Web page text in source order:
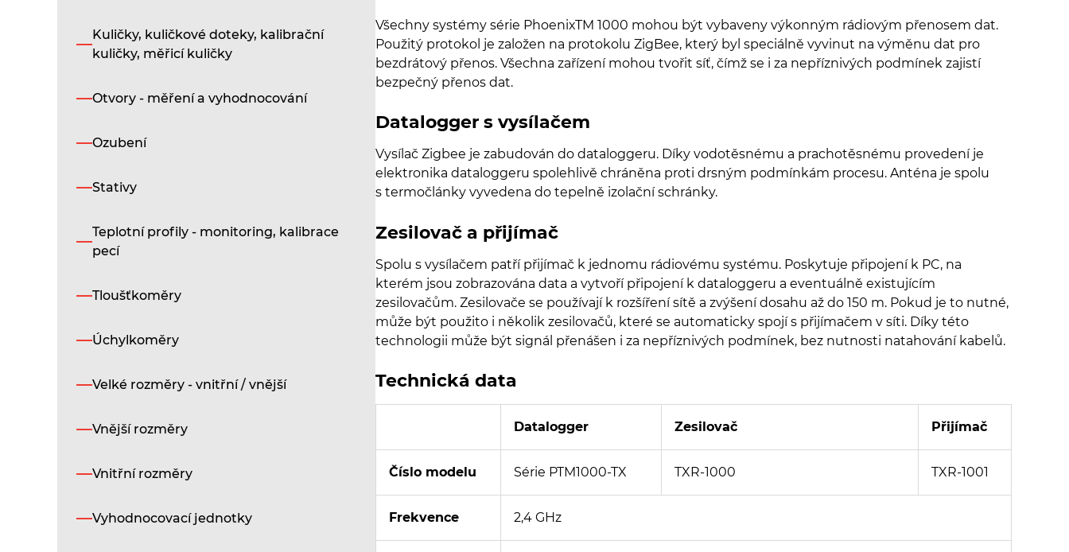
Kuličky, kuličkové doteky, kalibrační
kuličky, měřicí kuličky
Otvory - měření a vyhodnocování
Ozubení
Stativy
Teplotní profily - monitoring, kalibrace
pecí
Tloušťkoměry
Úchylkoměry
Velké rozměry - vnitřní / vnější
Vnější rozměry
Vnitřní rozměry
Vyhodnocovací jednotky
Všechny systémy série PhoenixTM 1000 mohou být vybaveny výkonným rádiovým přenosem dat.
Použitý protokol je založen na protokolu ZigBee, který byl speciálně vyvinut na výměnu dat pro
bezdrátový přenos. Všechna zařízení mohou tvořit síť, čímž se i za nepříznivých podmínek zajistí
bezpečný přenos dat.
Datalogger s vysílačem
Vysílač Zigbee je zabudován do dataloggeru. Díky vodotěsnému a prachotěsnému provedení je
elektronika dataloggeru spolehlivě chráněna proti drsným podmínkám procesu. Anténa je spolu
s termočlánky vyvedena do tepelně izolační schránky.
Zesilovač a přijímač
Spolu s vysílačem patří přijímač k jednomu rádiovému systému. Poskytuje připojení k PC, na
kterém jsou zobrazována data a vytvoří připojení k dataloggeru a eventuálně existujícím
zesilovačům. Zesilovače se používají k rozšíření sítě a zvýšení dosahu až do 150 m. Pokud je to nutné,
může být použito i několik zesilovačů, které se automaticky spojí s přijímačem v síti. Díky této
technologii může být signál přenášen i za nepříznivých podmínek, bez nutnosti natahování kabelů.
Technická data
Datalogger Zesilovač Přijímač
Číslo modelu Série PTM1000-TX TXR-1000 TXR-1001
Frekvence 2,4 GHz